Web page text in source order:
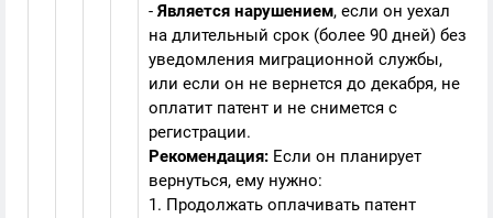
- Является нарушением, если он уехал
на длительный срок (более 90 дней) без
уведомления миграционной службы,
или если он не вернется до декабря, не
оплатит патент и не снимется с
регистрации.
Рекомендация: Если он планирует
вернуться, ему нужно:
1. Продолжать оплачивать патент